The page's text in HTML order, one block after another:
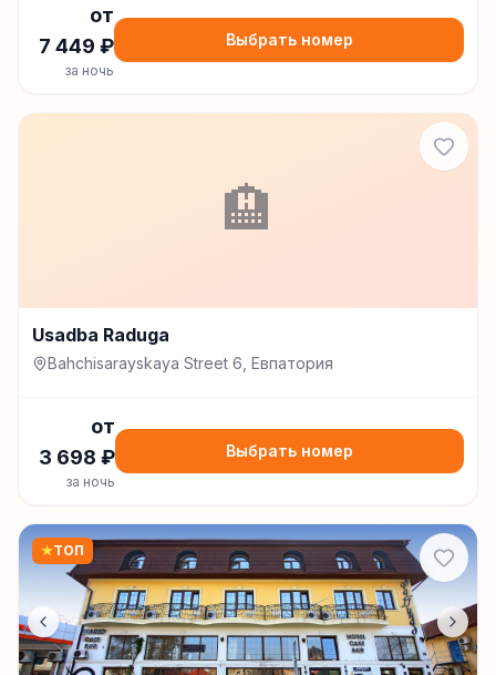
от
7 449 ₽
за ночь
Выбрать номер
🏨
Usadba Raduga
Bahchisarayskaya Street 6, Евпатория
от
3 698 ₽
за ночь
Выбрать номер
★ТОП